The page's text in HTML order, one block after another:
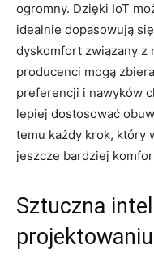
ogromny. Dzięki IoT‍
idealnie⁤ dopasowują
dyskomfort związany z
producenci ⁤mogą
preferencji⁤ i nawyków
lepiej dostosować
temu⁤ każdy krok, który
jeszcze ⁤bardziej
Sztuczna